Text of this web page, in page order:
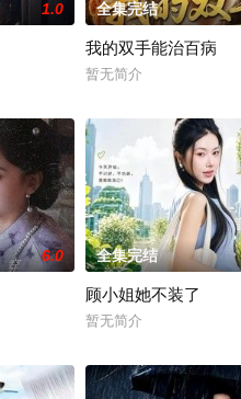
1.0 全集完结
我的双手能治百病
暂无简介
6.0 全集完结
顾小姐她不装了
暂无简介